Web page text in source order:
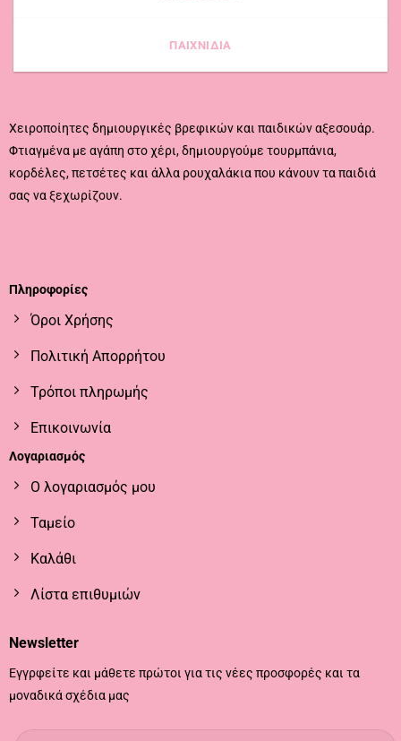
ΠΑΙΧΝΙΔΙΑ
Χειροποίητες δημιουργικές βρεφικών και παιδικών αξεσουάρ.
Φτιαγμένα με αγάπη στο χέρι, δημιουργούμε τουρμπάνια,
κορδέλες, πετσέτες και άλλα ρουχαλάκια που κάνουν τα παιδιά
σας να ξεχωρίζουν.
Πληροφορίες
Όροι Χρήσης
Πολιτική Απορρήτου
Τρόποι πληρωμής
Επικοινωνία
Λογαριασμός
Ο λογαριασμός μου
Ταμείο
Καλάθι
Λίστα επιθυμιών
Newsletter
Εγγρφείτε και μάθετε πρώτοι για τις νέες προσφορές και τα
μοναδικά σχέδια μας